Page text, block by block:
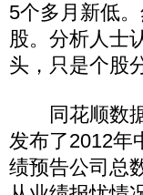
5个多月新低
股。分析人士
头，只是个股
同花顺数据
发布了2012年
绩预告公司总